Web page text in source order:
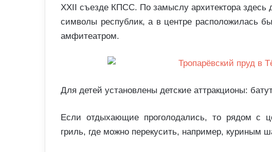
XXII съезде КПСС. По замыслу архитектора
символы республик, а в центре расположилась
амфитеатром.
Для детей установлены детские аттракционы:
Если отдыхающие проголодались, то рядом с
гриль, где можно перекусить, например, куриным